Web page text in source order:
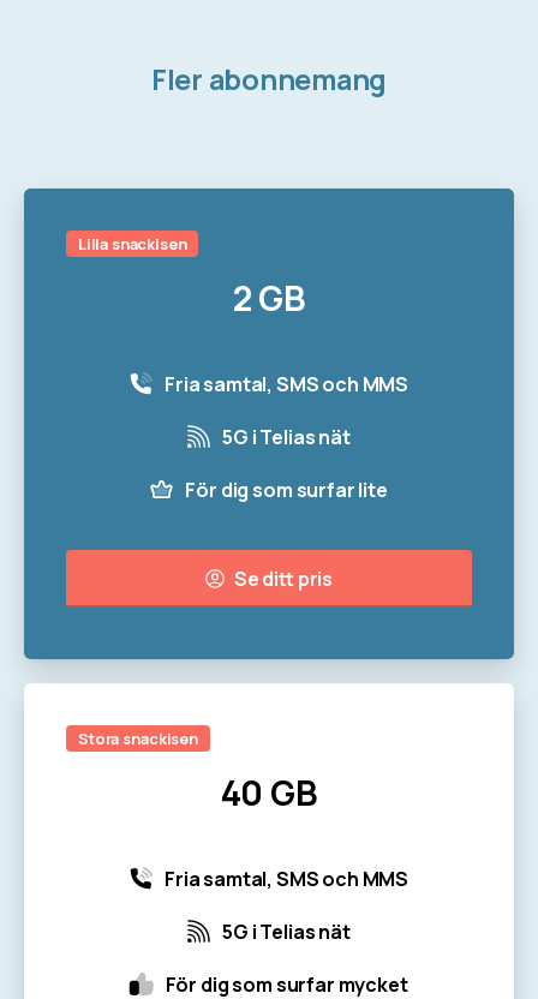
Fler abonnemang
Lilla snackisen
2 GB
Fria samtal, SMS och MMS
5G i Telias nät
För dig som surfar lite
Se ditt pris
Stora snackisen
40 GB
Fria samtal, SMS och MMS
5G i Telias nät
För dig som surfar mycket